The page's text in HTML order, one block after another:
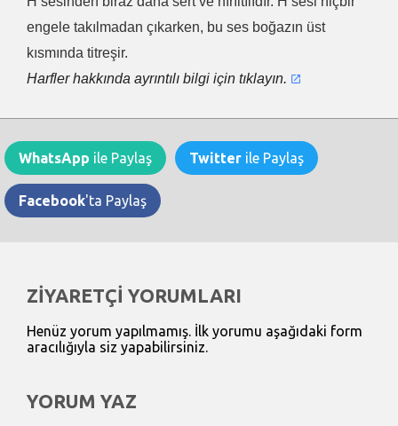
engele takılmadan çıkarken, bu ses boğazın üst
kısmında titreşir.
Harfler hakkında ayrıntılı bilgi için tıklayın.
WhatsApp ile Paylaş Twitter ile Paylaş
Facebook'ta Paylaş
ZİYARETÇİ YORUMLARI
Henüz yorum yapılmamış. İlk yorumu aşağıdaki form
aracılığıyla siz yapabilirsiniz.
YORUM YAZ